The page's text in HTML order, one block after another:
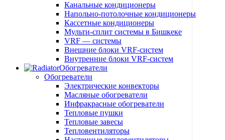
Канальные кондиционеры
Напольно-потолочные кондиционеры
Кассетные кондиционеры
Мульти-сплит системы в Бишкеке
VRF — системы
Внешние блоки VRF-систем
Внутренние блоки VRF-систем
Обогреватели
Обогреватели
Электрические конвекторы
Масляные обогреватели
Инфракрасные обогреватели
Тепловые пушки
Тепловые завесы
Тепловентиляторы